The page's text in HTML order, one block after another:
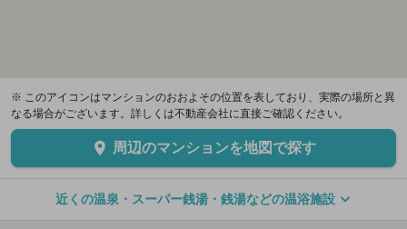
※ このアイコンはマンションのおおよその位置を表しており、実際の場所と異
なる場合がございます。詳しくは不動産会社に直接ご確認ください。
周辺のマンションを地図で探す
近くの温泉・スーパー銭湯・銭湯などの温浴施設